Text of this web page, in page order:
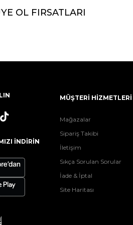
OL FIRSATLARI
İNDİRİN
MÜŞTERİ HİZMETLERİ
Mağazalar
Sipariş Takibi
İletişim
Sıkça Sorulan Sorular
İade & İptal
Site Haritası